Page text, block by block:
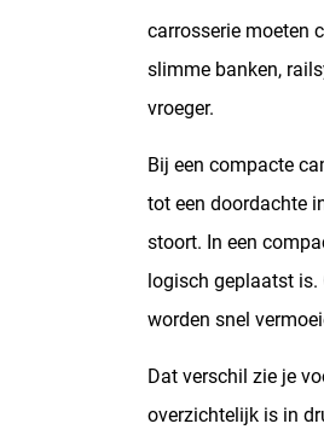
carrosserie moeten
slimme banken,
vroeger.
Bij een compacte
tot een doordachte
stoort. In een
logisch geplaatst is.
worden snel
Dat verschil zie je
overzichtelijk is in